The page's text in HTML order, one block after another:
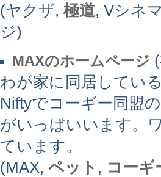
(ヤクザ, 極道, Vシネ
ジ)
MAXのホームページ
わが家に同居してい
Niftyでコーギー同盟
がいっぱいいます。
ています。
(MAX, ペット , コーギ